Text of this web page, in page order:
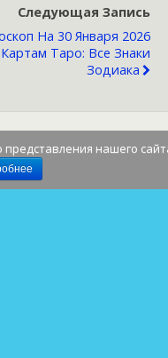
Следующая Запись
На 30 Января 2026
Таро: Все Знаки
Зодиака
нашего